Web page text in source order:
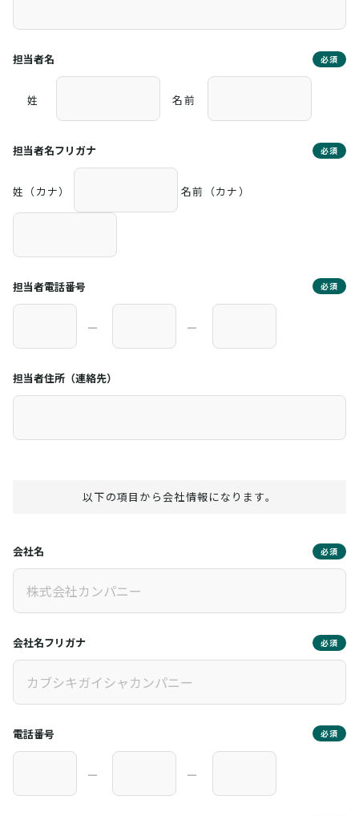
担当者名 必須
姓 名前
担当者名フリガナ 必須
姓（カナ） 名前（カナ）
担当者電話番号 必須
― ―
担当者住所（連絡先）
以下の項目から会社情報になります。
会社名 必須
会社名フリガナ 必須
電話番号 必須
― ―